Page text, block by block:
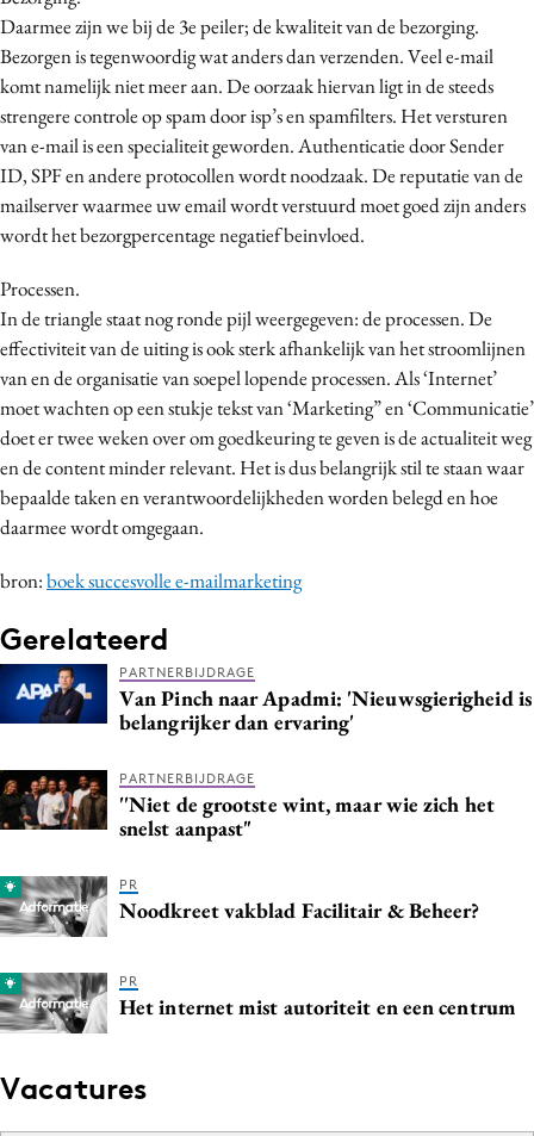
Daarmee zijn we bij de 3e peiler; de kwaliteit van de bezorging.
Bezorgen is tegenwoordig wat anders dan verzenden. Veel e-mail
komt namelijk niet meer aan. De oorzaak hiervan ligt in de steeds
strengere controle op spam door isp’s en spamfilters. Het versturen
van e-mail is een specialiteit geworden. Authenticatie door Sender
ID, SPF en andere protocollen wordt noodzaak. De reputatie van de
mailserver waarmee uw email wordt verstuurd moet goed zijn anders
wordt het bezorgpercentage negatief beinvloed.
Processen.
In de triangle staat nog ronde pijl weergegeven: de processen. De
effectiviteit van de uiting is ook sterk afhankelijk van het stroomlijnen
van en de organisatie van soepel lopende processen. Als ‘Internet’
moet wachten op een stukje tekst van ‘Marketing” en ‘Communicatie’
doet er twee weken over om goedkeuring te geven is de actualiteit weg
en de content minder relevant. Het is dus belangrijk stil te staan waar
bepaalde taken en verantwoordelijkheden worden belegd en hoe
daarmee wordt omgegaan.
bron:boek succesvolle e-mailmarketing
Gerelateerd
PARTNERBIJDRAGE
Van Pinch naar Apadmi: 'Nieuwsgierigheid is
belangrijker dan ervaring'
PARTNERBIJDRAGE
''Niet de grootste wint, maar wie zich het
snelst aanpast"
PR
Noodkreet vakblad Facilitair & Beheer?
PR
Het internet mist autoriteit en een centrum
Vacatures